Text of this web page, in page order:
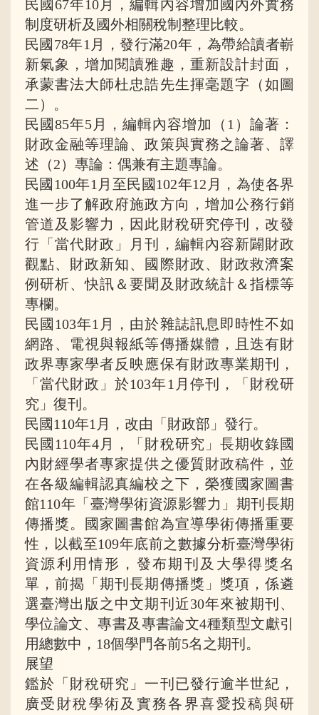
民國67年10月，編輯內容增加國內外實務
制度研析及國外相關稅制整理比較。
民國78年1月，發行滿20年，為帶給讀者嶄
新氣象，增加閱讀雅趣，重新設計封面，
承蒙書法大師杜忠誥先生揮毫題字（如圖
二）。
民國85年5月，編輯內容增加（1）論著：
財政金融等理論、政策與實務之論著、譯
述（2）專論：偶兼有主題專論。
民國100年1月至民國102年12月，為使各界
進一步了解政府施政方向，增加公務行銷
管道及影響力，因此財稅研究停刊，改發
行「當代財政」月刊，編輯內容新闢財政
觀點、財政新知、國際財政、財政救濟案
例研析、快訊＆要聞及財政統計＆指標等
專欄。
民國103年1月，由於雜誌訊息即時性不如
網路、電視與報紙等傳播媒體，且迭有財
政界專家學者反映應保有財政專業期刊，
「當代財政」於103年1月停刊，「財稅研
究」復刊。
民國110年1月，改由「財政部」發行。
民國110年4月，「財稅研究」長期收錄國
內財經學者專家提供之優質財政稿件，並
在各級編輯認真編校之下，榮獲國家圖書
館110年「臺灣學術資源影響力」期刊長期
傳播獎。國家圖書館為宣導學術傳播重要
性，以截至109年底前之數據分析臺灣學術
資源利用情形，發布期刊及大學得獎名
單，前揭「期刊長期傳播獎」獎項，係遴
選臺灣出版之中文期刊近30年來被期刊、
學位論文、專書及專書論文4種類型文獻引
用總數中，18個學門各前5名之期刊。
展望
鑑於「財稅研究」一刊已發行逾半世紀，
廣受財稅學術及實務各界喜愛投稿與研